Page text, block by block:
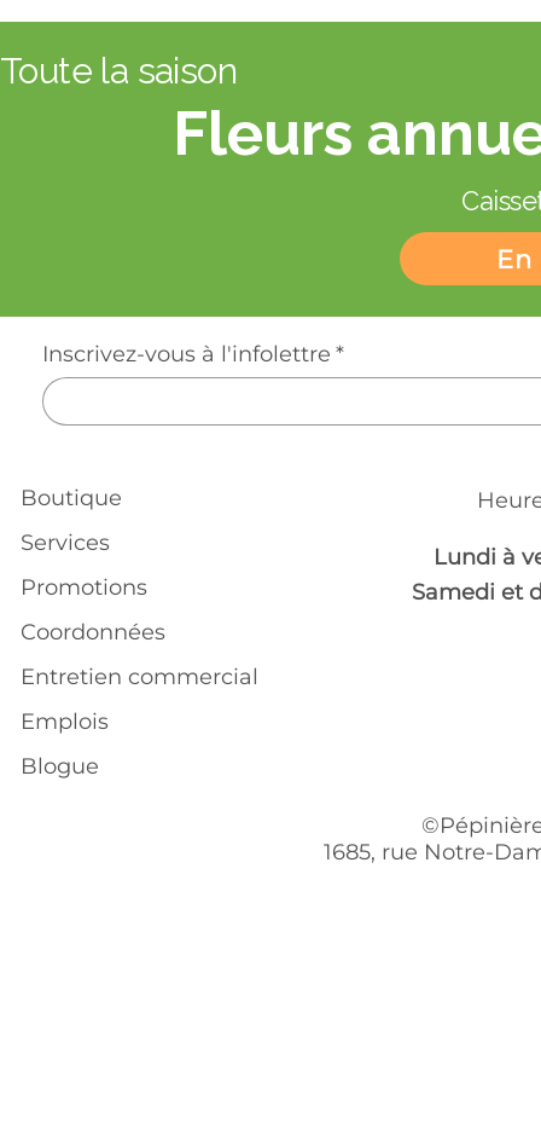
Fleurs
Toute la saison
Inscrivez-vous à l'infolettre *
Boutique
Services
Promotions
Coordonnées
Entretien commercial
Emplois
Blogue
Lundi à
Samedi et
1685, rue Notre-